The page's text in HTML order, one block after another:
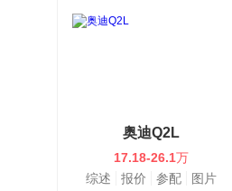
奥迪Q2L
17.18-26.1万
综述
报价 参配 图片